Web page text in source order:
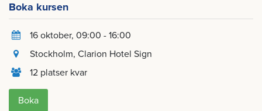
Boka kursen
16 oktober, 09:00 - 16:00
Stockholm, Clarion Hotel Sign
12 platser kvar
Boka